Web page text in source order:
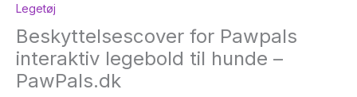
Legetøj
Beskyttelsescover for Pawpals
interaktiv legebold til hunde –
PawPals.dk